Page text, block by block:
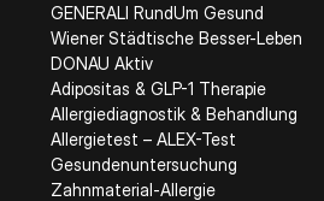
GENERALI RundUm Gesund
Wiener Städtische Besser-Leben
DONAU Aktiv
Adipositas & GLP-1 Therapie
Allergiediagnostik & Behandlung
Allergietest – ALEX-Test
Gesundenuntersuchung
Zahnmaterial-Allergie